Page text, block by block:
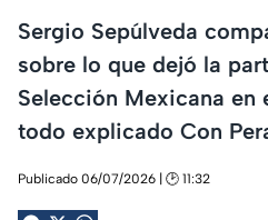
Sergio Sepúlveda
sobre lo que dejó la
Selección Mexicana en
todo explicado Con
Publicado 06/07/2026 | 🕑 11:32